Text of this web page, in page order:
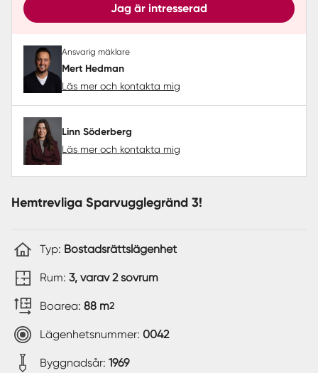
Jag är intresserad
Ansvarig mäklare
Mert Hedman
Läs mer och kontakta mig
Linn Söderberg
Läs mer och kontakta mig
Hemtrevliga Sparvugglegränd 3!
Typ: Bostadsrättslägenhet
Rum: 3, varav 2 sovrum
Boarea: 88 m2
Lägenhetsnummer: 0042
Byggnadsår: 1969